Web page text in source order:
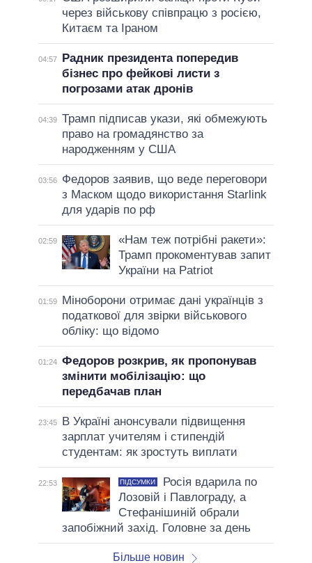
через військову співпрацю з росією,
Китаєм та Іраном
04:57
Радник президента попередив
бізнес про фейкові листи з
погрозами атак дронів
04:39 Трамп підписав укази, які обмежують
право на громадянство за
народженням у США
03:56
Федоров заявив, що веде переговори
з Маском щодо використання Starlink
для ударів по рф
02:59
«Нам теж потрібні ракети»:
Трамп прокоментував запит
України на Patriot
01:59
Міноборони отримає дані українців з
податкової для звірки військового
обліку: що відомо
01:24 Федоров розкрив, як пропонував
змінити мобілізацію: що
передбачав план
23:45
В Україні анонсували підвищення
зарплат учителям і стипендій
студентам: як зростуть виплати
22:53 ПІДСУМКИ
Росія вдарила по
Лозовій і Павлограду, а
Стефанішиній обрали
запобіжний захід. Головне за день
Більше новин